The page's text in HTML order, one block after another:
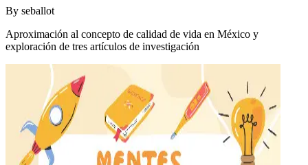
By seballot
Aproximación al concepto de calidad de vida en México y
exploración de tres artículos de investigación